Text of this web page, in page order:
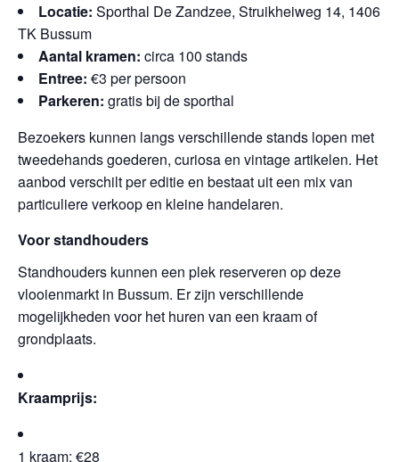
Locatie: Sporthal De Zandzee, Struikheiweg 14, 1406
TK Bussum
Aantal kramen: circa 100 stands
Entree: €3 per persoon
Parkeren: gratis bij de sporthal
Bezoekers kunnen langs verschillende stands lopen met
tweedehands goederen, curiosa en vintage artikelen. Het
aanbod verschilt per editie en bestaat uit een mix van
particuliere verkoop en kleine handelaren.
Voor standhouders
Standhouders kunnen een plek reserveren op deze
vlooienmarkt in Bussum. Er zijn verschillende
mogelijkheden voor het huren van een kraam of
grondplaats.
Kraamprijs:
1 kraam: €28